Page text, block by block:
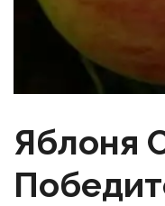
Яблоня